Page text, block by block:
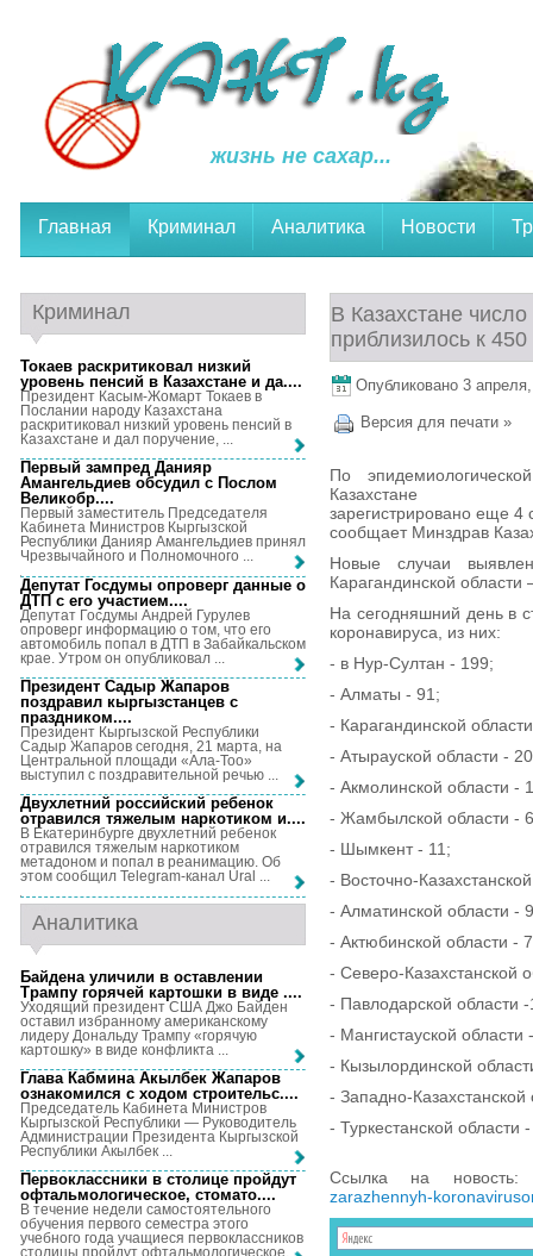
жизнь не сахар...
Главная Криминал Аналитика Новости
В Казахстане
приблизилось к 450
Опубликовано 3
Версия для печати »
По
Казахстане
зарегистрировано еще 4
сообщает Минздрав
Новые случаи
Карагандинской области
На сегодняшний день в
коронавируса, из них:
- в Нур-Султан - 199;
- Алматы - 91;
- Карагандинской
- Атырауской области -
- Акмолинской области -
- Жамбылской области -
- Шымкент - 11;
- Восточно-
- Алматинской области -
- Актюбинской области -
- Северо-Казахстанской
- Павлодарской области -
- Мангистауской области
- Кызылординской
- Западно-Казахстанской
- Туркестанской области
Ссылка на
zarazhennyh-
Криминал
Токаев раскритиковал низкий
уровень пенсий в Казахстане и да....
Президент Касым-Жомарт Токаев в
Послании народу Казахстана
раскритиковал низкий уровень пенсий в
Казахстане и дал поручение, ...
Первый зампред Данияр
Амангельдиев обсудил с Послом
Великобр....
Первый заместитель Председателя
Кабинета Министров Кыргызской
Республики Данияр Амангельдиев принял
Чрезвычайного и Полномочного ...
Депутат Госдумы опроверг данные о
ДТП с его участием....
Депутат Госдумы Андрей Гурулев
опроверг информацию о том, что его
автомобиль попал в ДТП в Забайкальском
крае. Утром он опубликовал ...
Президент Садыр Жапаров
поздравил кыргызстанцев с
праздником....
Президент Кыргызской Республики
Садыр Жапаров сегодня, 21 марта, на
Центральной площади «Ала-Тоо»
выступил с поздравительной речью ...
Двухлетний российский ребенок
отравился тяжелым наркотиком и....
В Екатеринбурге двухлетний ребенок
отравился тяжелым наркотиком
метадоном и попал в реанимацию. Об
этом сообщил Telegram-канал Ural ...
Аналитика
Байдена уличили в оставлении
Трампу горячей картошки в виде ....
Уходящий президент США Джо Байден
оставил избранному американскому
лидеру Дональду Трампу «горячую
картошку» в виде конфликта ...
Глава Кабмина Акылбек Жапаров
ознакомился с ходом строительс....
Председатель Кабинета Министров
Кыргызской Республики — Руководитель
Администрации Президента Кыргызской
Республики Акылбек ...
Первоклассники в столице пройдут
офтальмологическое, стомато....
В течение недели самостоятельного
обучения первого семестра этого
учебного года учащиеся первоклассников